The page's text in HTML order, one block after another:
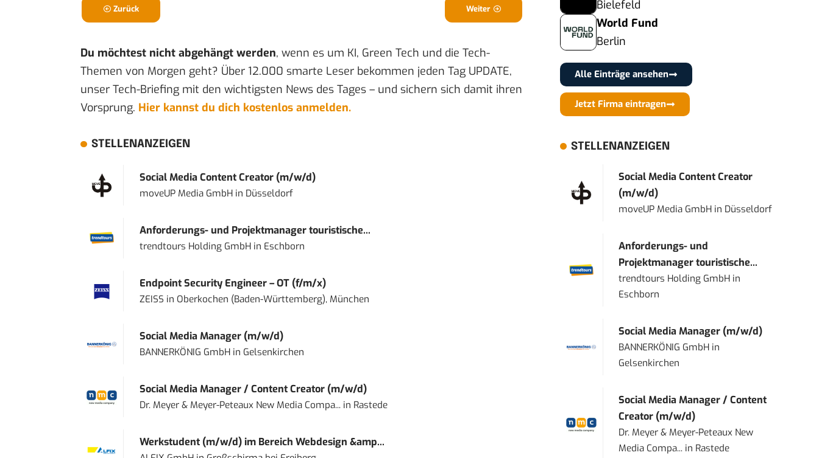
Zurück Weiter
Du möchtest nicht abgehängt werden, wenn es um KI, Green Tech und die Tech-
Themen von Morgen geht? Über 12.000 smarte Leser bekommen jeden Tag UPDATE,
unser Tech-Briefing mit den wichtigsten News des Tages – und sichern sich damit ihren
Vorsprung. Hier kannst du dich kostenlos anmelden.
STELLENANZEIGEN
Social Media Content Creator (m/w/d)
moveUP Media GmbHin Düsseldorf
Anforderungs- und Projektmanager touristische...
trendtours Holding GmbHin Eschborn
Endpoint Security Engineer – OT (f/m/x)
ZEISS in Oberkochen (Baden-Württemberg), München
Social Media Manager (m/w/d)
BANNERKÖNIG GmbHin Gelsenkirchen
Social Media Manager / Content Creator (m/w/d)
Dr. Meyer & Meyer-Peteaux New Media Compa...in Rastede
Werkstudent (m/w/d) im Bereich Webdesign &amp...
Bielefeld
World Fund
Berlin
Alle Einträge ansehen
Jetzt Firma eintragen
STELLENANZEIGEN
Social Media Content Creator
(m/w/d)
moveUP Media GmbH in Düsseldorf
Anforderungs- und
Projektmanager touristische...
trendtours Holding GmbH in
Eschborn
Social Media Manager (m/w/d)
BANNERKÖNIG GmbH in
Gelsenkirchen
Social Media Manager / Content
Creator (m/w/d)
Dr. Meyer & Meyer-Peteaux New
Media Compa... in Rastede